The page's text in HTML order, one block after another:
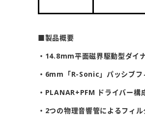
■製品概要
・14.8mm平面磁界駆動型ダイ
・6mm「R-Sonic」パッシブフ
・PLANAR+PFM ドライバー構
・2つの物理音響管によるフィ